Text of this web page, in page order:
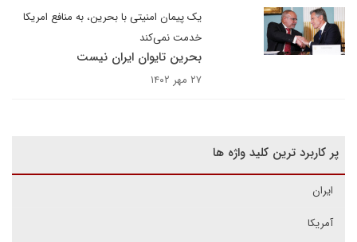
یک پیمان امنیتی با بحرین، به منافع امریکا
خدمت نمی‌کند
بحرین تایوان ایران نیست
۲۷ مهر ۱۴۰۲
پر کاربرد ترین کلید واژه ها
ایران
آمریکا